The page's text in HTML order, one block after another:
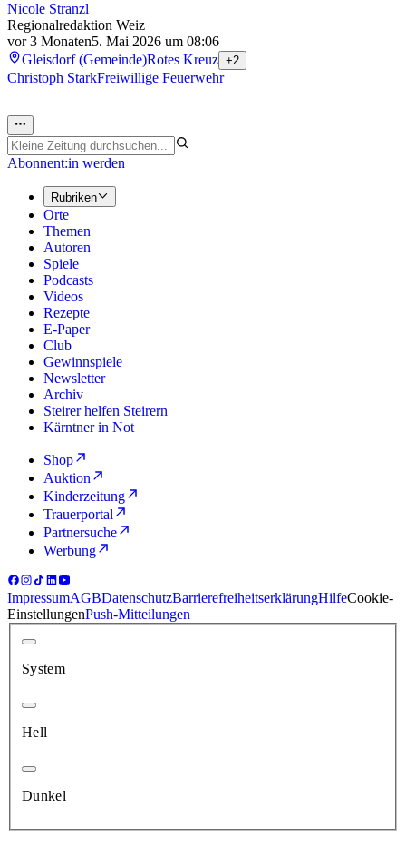
Nicole Stranzl
Regionalredaktion Weiz
vor 3 Monaten5. Mai 2026 um 08:06
Gleisdorf (Gemeinde)Rotes Kreuz +2
Christoph StarkFreiwillige Feuerwehr
Abonnent:in werden
Rubriken
Orte
Themen
Autoren
Spiele
Podcasts
Videos
Rezepte
E-Paper
Club
Gewinnspiele
Newsletter
Archiv
Steirer helfen Steirern
Kärntner in Not
Shop
Auktion
Kinderzeitung
Trauerportal
Partnersuche
Werbung
ImpressumAGBDatenschutzBarrierefreiheitserklärungHilfeCookie-
EinstellungenPush-Mitteilungen
System
Hell
Dunkel